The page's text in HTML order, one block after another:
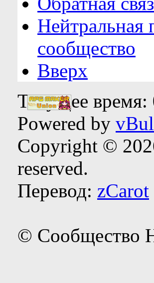
Нейтральная
сообщество
Вверх
Текущее время:
Powered by
Copyright ©
reserved.
Перевод: zCarot
© Сообщество